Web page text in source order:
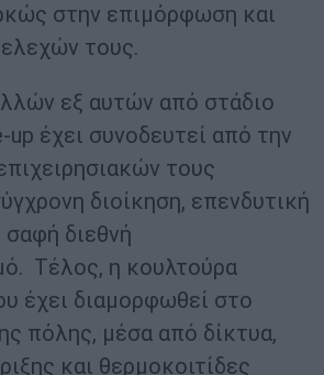
στην επιμόρφωση και
τους.
εξ αυτών από στάδιο
έχει συνοδευτεί από την
τους
διοίκηση, επενδυτική
σαφή διεθνή
Τέλος, η κουλτούρα
έχει διαμορφωθεί στο
πόλης, μέσα από δίκτυα,
και θερμοκοιτίδες